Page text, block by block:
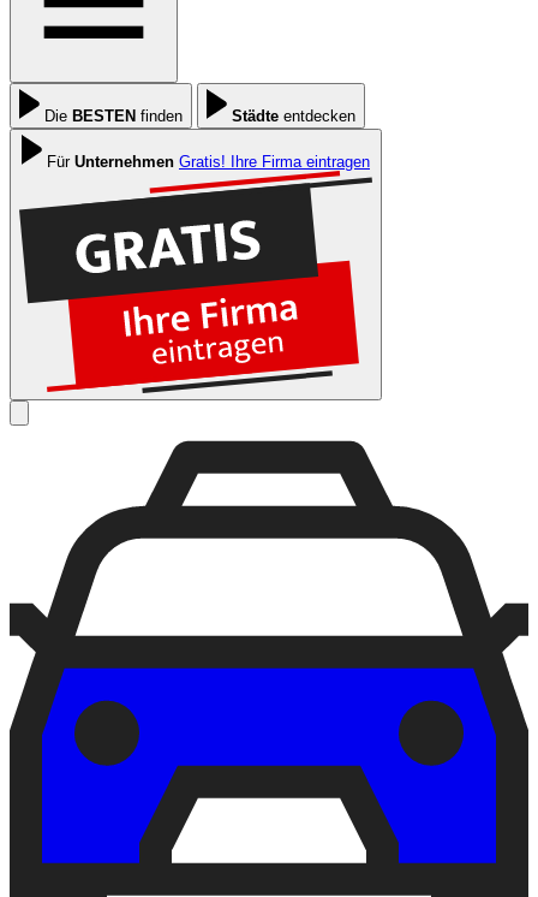
Die BESTEN finden Städte entdecken
Für Unternehmen Gratis! Ihre Firma eintragen